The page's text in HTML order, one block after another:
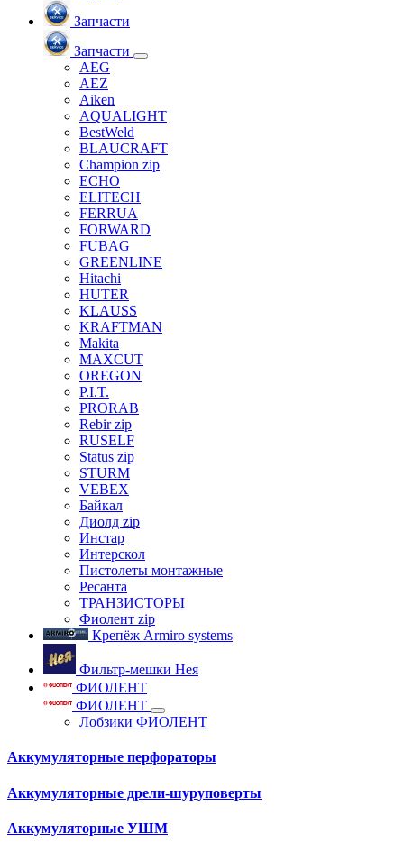
Запчасти
Запчасти
AEG
AEZ
Aiken
AQUALIGHT
BestWeld
BLAUCRAFT
Champion zip
ECHO
ELITECH
FERRUA
FORWARD
FUBAG
GREENLINE
Hitachi
HUTER
KLAUSS
KRAFTMAN
Makita
MAXCUT
OREGON
P.I.T.
PRORAB
Rebir zip
RUSELF
Status zip
STURM
VEBEX
Байкал
Диолд zip
Инстар
Интерскол
Пистолеты монтажные
Ресанта
ТРАНЗИСТОРЫ
Фиолент zip
Крепёж Armiro systems
Фильтр-мешки Нея
ФИОЛЕНТ
ФИОЛЕНТ
Лобзики ФИОЛЕНТ
Аккумуляторные перфораторы
Аккумуляторные дрели-шуруповерты
Аккумуляторные УШМ